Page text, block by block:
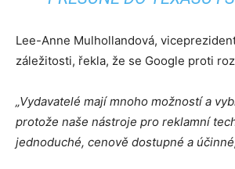
Lee-Anne Mulhollandová,
záležitosti, řekla, že se Google proti
„Vydavatelé mají mnoho možností a
protože naše nástroje pro reklamní
jednoduché, cenově dostupné a